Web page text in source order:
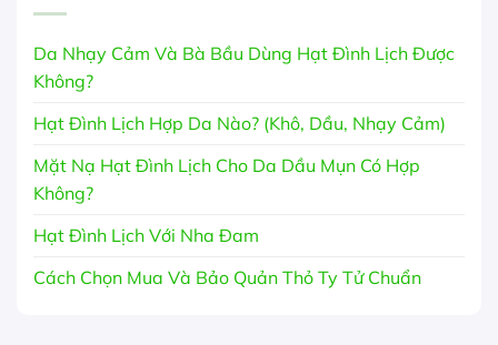
Da Nhạy Cảm Và Bà Bầu Dùng Hạt Đình Lịch Được
Không?
Hạt Đình Lịch Hợp Da Nào? (Khô, Dầu, Nhạy Cảm)
Mặt Nạ Hạt Đình Lịch Cho Da Dầu Mụn Có Hợp
Không?
Hạt Đình Lịch Với Nha Đam
Cách Chọn Mua Và Bảo Quản Thỏ Ty Tử Chuẩn